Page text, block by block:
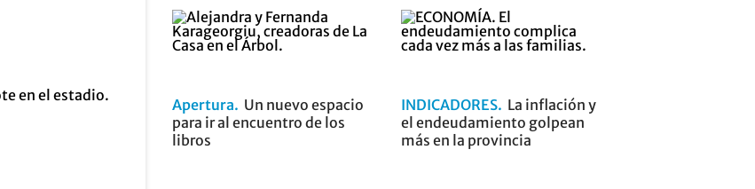
Apertura
Un nuevo espacio
para ir al encuentro de los
libros
INDICADORES
La inflación y
el endeudamiento golpean
más en la provincia